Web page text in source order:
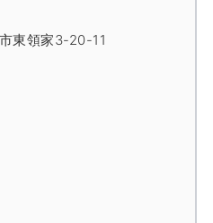
東領家3-20-11